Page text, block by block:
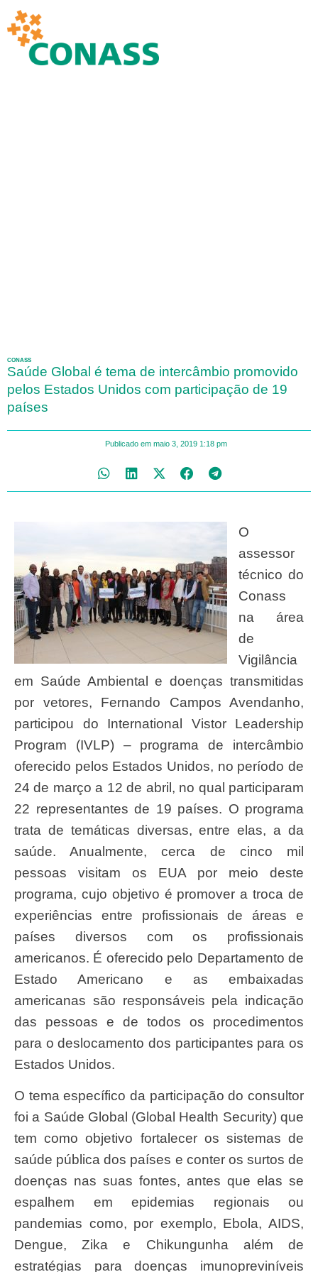
CONASS
Saúde Global é tema de intercâmbio promovido
pelos Estados Unidos com participação de 19
países
Publicado em maio 3, 2019 1:18 pm
O
assessor
técnico do
Conass
na área
de
Vigilância
em Saúde Ambiental e doenças transmitidas
por vetores, Fernando Campos Avendanho,
participou do International Vistor Leadership
Program (IVLP) – programa de intercâmbio
oferecido pelos Estados Unidos, no período de
24 de março a 12 de abril, no qual participaram
22 representantes de 19 países. O programa
trata de temáticas diversas, entre elas, a da
saúde. Anualmente, cerca de cinco mil
pessoas visitam os EUA por meio deste
programa, cujo objetivo é promover a troca de
experiências entre profissionais de áreas e
países diversos com os profissionais
americanos. É oferecido pelo Departamento de
Estado Americano e as embaixadas
americanas são responsáveis pela indicação
das pessoas e de todos os procedimentos
para o deslocamento dos participantes para os
Estados Unidos.
O tema específico da participação do consultor
foi a Saúde Global (Global Health Security) que
tem como objetivo fortalecer os sistemas de
saúde pública dos países e conter os surtos de
doenças nas suas fontes, antes que elas se
espalhem em epidemias regionais ou
pandemias como, por exemplo, Ebola, AIDS,
Dengue, Zika e Chikungunha além de
estratégias para doenças imunopreviníveis